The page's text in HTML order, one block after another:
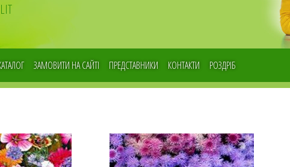
ЗАМОВИТИ НА САЙТІ ПРЕДСТАВНИКИ КОНТАКТИ РОЗДРІБ